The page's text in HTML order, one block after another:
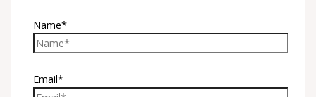
Name*
Email*